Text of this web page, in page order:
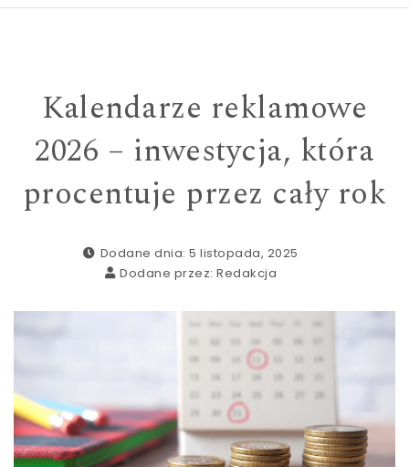
Kalendarze reklamowe
2026 – inwestycja, która
procentuje przez cały rok
Dodane dnia: 5 listopada, 2025
Dodane przez:Redakcja